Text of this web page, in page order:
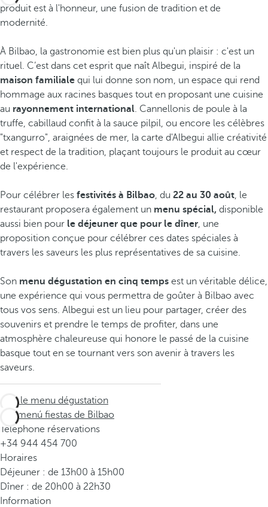
produit est à l'honneur, une fusion de tradition et de
modernité.
À Bilbao, la gastronomie est bien plus qu'un plaisir : c'est un
rituel. C’est dans cet esprit que naît Albegui, inspiré de la
maison familiale qui lui donne son nom, un espace qui rend
hommage aux racines basques tout en proposant une cuisine
au rayonnement international. Cannellonis de poule à la
truffe, cabillaud confit à la sauce pilpil, ou encore les célèbres
"txangurro", araignées de mer, la carte d'Albegui allie créativité
et respect de la tradition, plaçant toujours le produit au cœur
de l'expérience.
Pour célébrer les festivités à Bilbao, du 22 au 30 août, le
restaurant proposera également un menu spécial, disponible
aussi bien pour le déjeuner que pour le dîner, une
proposition conçue pour célébrer ces dates spéciales à
travers les saveurs les plus représentatives de sa cuisine.
Son menu dégustation en cinq temps est un véritable délice,
une expérience qui vous permettra de goûter à Bilbao avec
tous vos sens. Albegui est un lieu pour partager, créer des
souvenirs et prendre le temps de profiter, dans une
atmosphère chaleureuse qui honore le passé de la cuisine
basque tout en se tournant vers son avenir à travers les
saveurs.
Voir le menu dégustation
Ver menú fiestas de Bilbao
Téléphone réservations
+34 944 454 700
Horaires
Déjeuner : de 13h00 à 15h00
Dîner : de 20h00 à 22h30
Information